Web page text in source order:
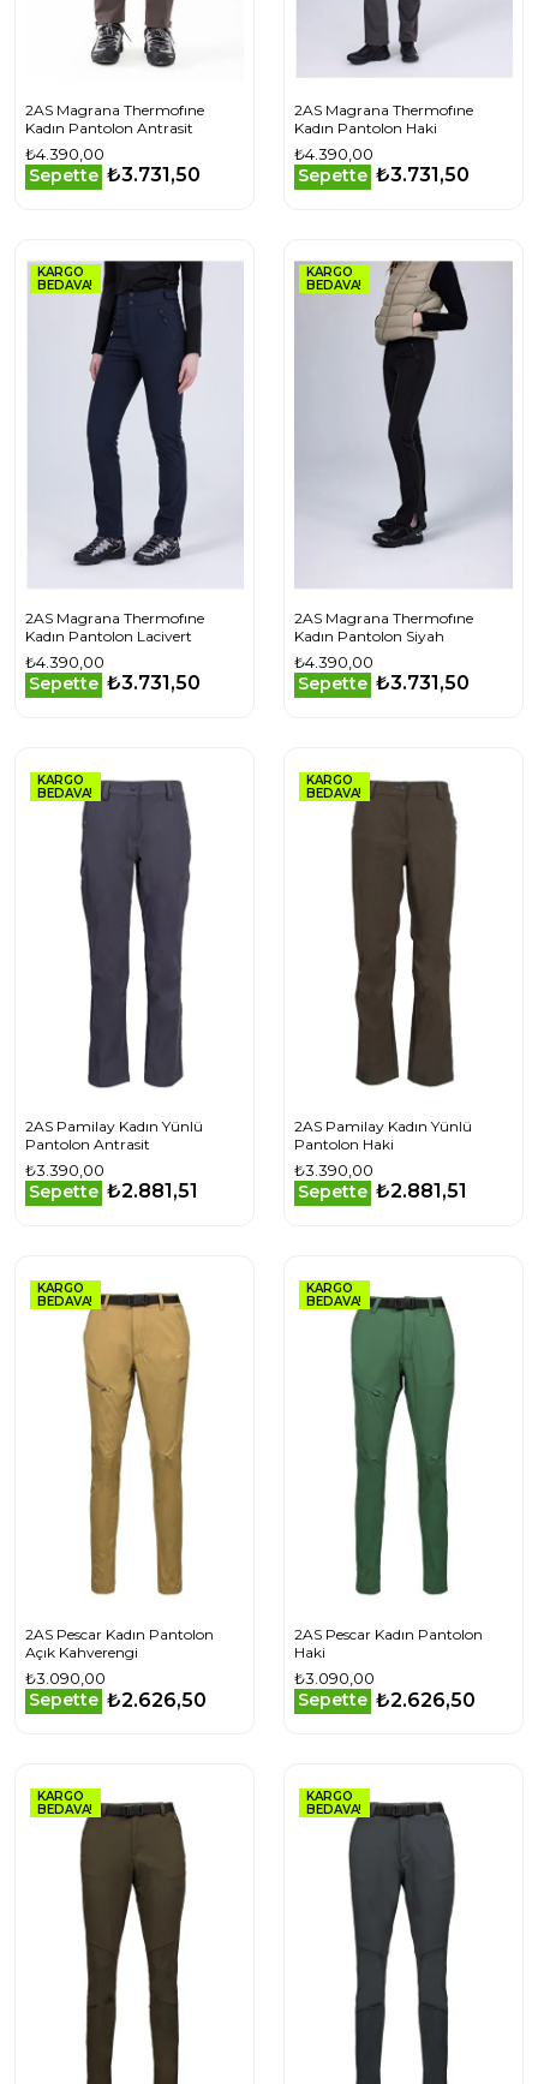
2AS Magrana Thermofıne
Kadın Pantolon Antrasit
₺4.390,00
Sepette ₺3.731,50
2AS Magrana Thermofıne
Kadın Pantolon Haki
₺4.390,00
Sepette ₺3.731,50
KARGO
BEDAVA!
2AS Magrana Thermofıne
Kadın Pantolon Lacivert
₺4.390,00
Sepette ₺3.731,50
KARGO
BEDAVA!
2AS Magrana Thermofıne
Kadın Pantolon Siyah
₺4.390,00
Sepette ₺3.731,50
KARGO
BEDAVA!
2AS Pamilay Kadın Yünlü
Pantolon Antrasit
₺3.390,00
Sepette ₺2.881,51
KARGO
BEDAVA!
2AS Pamilay Kadın Yünlü
Pantolon Haki
₺3.390,00
Sepette ₺2.881,51
KARGO
BEDAVA!
2AS Pescar Kadın Pantolon
Açık Kahverengi
₺3.090,00
Sepette ₺2.626,50
KARGO
BEDAVA!
2AS Pescar Kadın Pantolon
Haki
₺3.090,00
Sepette ₺2.626,50
KARGO
BEDAVA!
KARGO
BEDAVA!